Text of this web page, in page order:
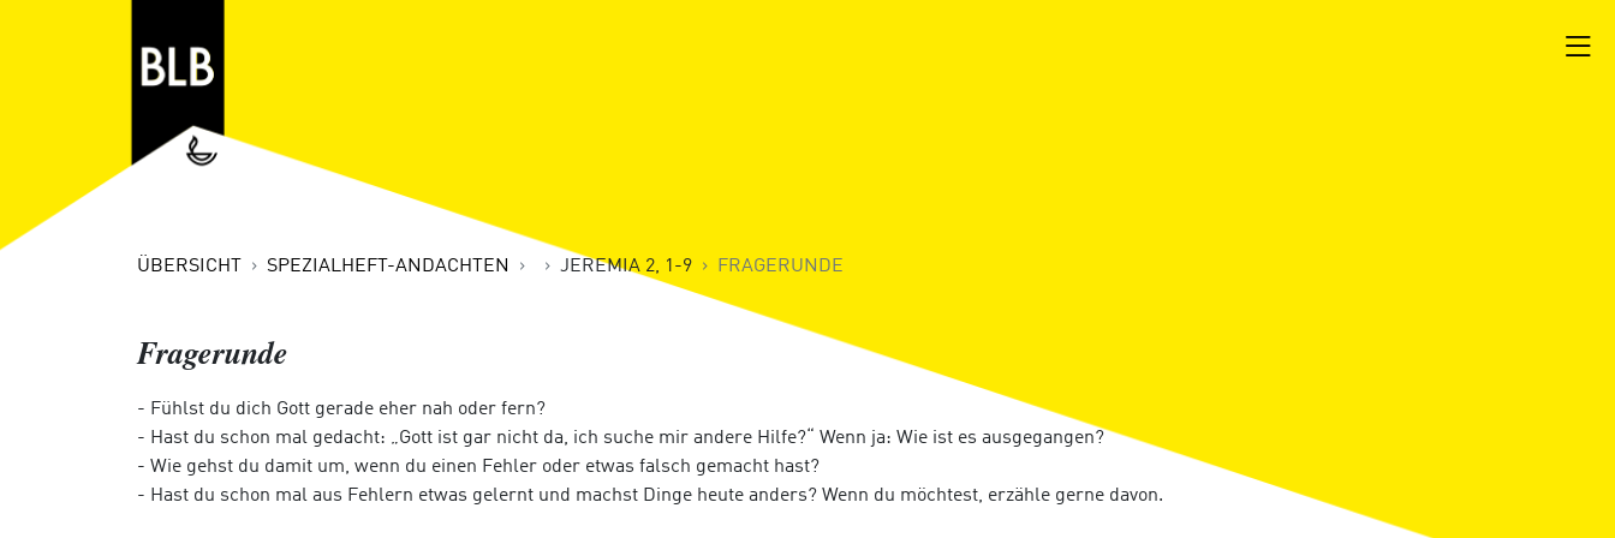
ÜBERSICHT SPEZIALHEFT-ANDACHTEN JEREMIA 2, 1-9 FRAGERUNDE
Fragerunde
- Fühlst du dich Gott gerade eher nah oder fern?
- Hast du schon mal gedacht: „Gott ist gar nicht da, ich suche mir andere Hilfe?“ Wenn ja: Wie ist es ausgegangen?
- Wie gehst du damit um, wenn du einen Fehler oder etwas falsch gemacht hast?
- Hast du schon mal aus Fehlern etwas gelernt und machst Dinge heute anders? Wenn du möchtest, erzähle gerne davon.